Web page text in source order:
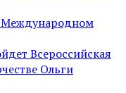
Международном
Всероссийская
Ольги